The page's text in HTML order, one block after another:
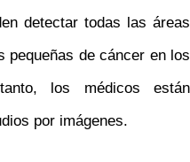
detectar todas las áreas
pequeñas de cáncer en los
los médicos están
por imágenes.